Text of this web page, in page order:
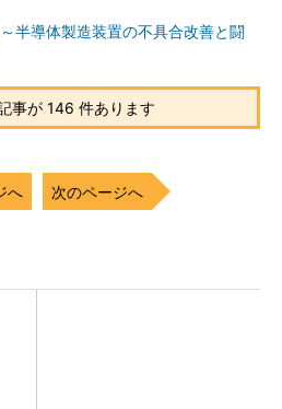
半導体製造装置の不具合改善と闘
事が 146 件あります
へ 次のページへ